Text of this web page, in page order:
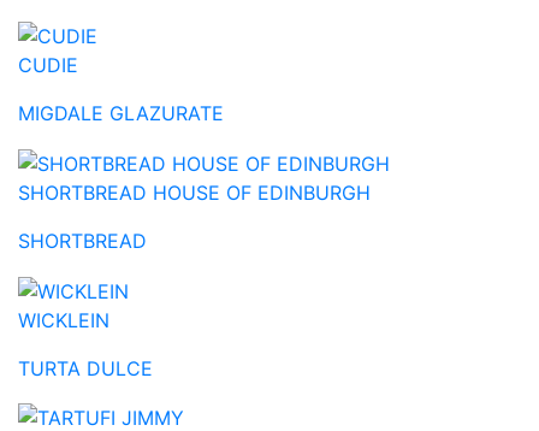
CUDIE
MIGDALE GLAZURATE
SHORTBREAD HOUSE OF EDINBURGH
SHORTBREAD
WICKLEIN
TURTA DULCE